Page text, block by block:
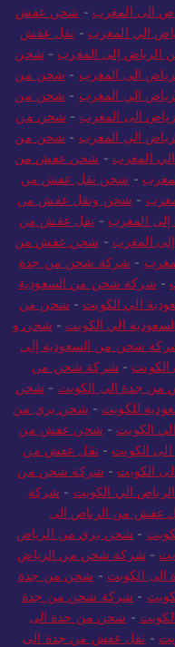
الى المغرب - شحن عفش
الي المغرب - نقل عفش
إلى المغرب - شحن
الى المغرب - شحن من
الي المغرب - شحن من
الى المغرب - شحن من
الي المغرب - شحن من
المغرب - شحن عفش من
- شحن نقل عفش من
- شحن ونقل عفش من
المغرب - نقل عفش من
المغرب - شحن عفش من
- شركة شحن من جدة
- شركة شحن من السعودية
الي الكويت - شحن من
الي الكويت - شحن و
شحن من السعودية إلى
- شركة شحن من
جدة الى الكويت - شحن
للكويت - شحن بري من
الكويت - شحن عفش من
الكويت - نقل عفش من
الكويت - شركة شحن من
الي الكويت - شركة
عفش من الرياض الى
- شحن بري من الرياض
- شركة شحن من الرياض
الكويت - شحن من جدة
- شركة شحن من جدة
- شحن من جدة الى
- نقل عفش من جدة الى